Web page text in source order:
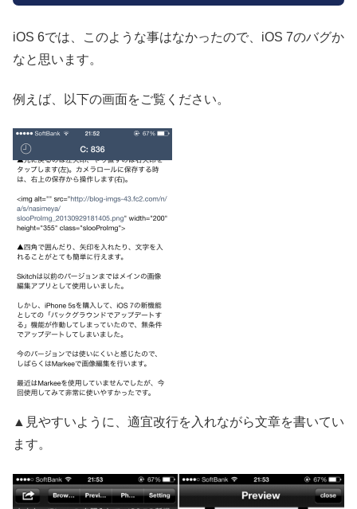
iOS 6では、このような事はなかったので、iOS 7のバグか
なと思います。
例えば、以下の画面をご覧ください。
▲見やすいように、適宜改行を入れながら文章を書いてい
ます。